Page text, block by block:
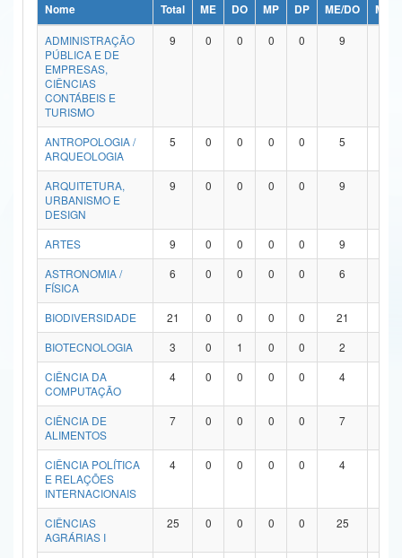
Ministério da Ciência, Tecnologia, Inovações e Comunicações
Ministério do Meio Ambiente
Ministério do Turismo
Ministério do Desenvolvimento Regional
Controladoria-Geral da União
Ministério da Mulher, da Família e dos Direitos Humanos
Secretaria de Governo
Advocacia-Geral da União
Banco Central do Brasil
Nome Total ME DO MP DP ME/DO
MP/
ADMINISTRAÇÃO
PÚBLICA E DE
EMPRESAS,
CIÊNCIAS
CONTÁBEIS E
TURISMO
9 0 0 0 0 9
ANTROPOLOGIA /
ARQUEOLOGIA
5 0 0 0 0 5
ARQUITETURA,
URBANISMO E
DESIGN
9 0 0 0 0 9
ARTES 9 0 0 0 0 9
ASTRONOMIA /
FÍSICA
6 0 0 0 0 6
BIODIVERSIDADE 21 0 0 0 0 21
BIOTECNOLOGIA
3 0 1 0 0 2
CIÊNCIA DA
COMPUTAÇÃO
4 0 0 0 0 4
CIÊNCIA DE
ALIMENTOS
7 0 0 0 0 7
CIÊNCIA POLÍTICA
E RELAÇÕES
INTERNACIONAIS
4 0 0 0 0 4
CIÊNCIAS
AGRÁRIAS I
25 0 0 0 0 25